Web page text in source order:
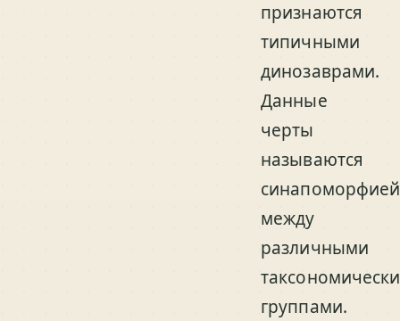
признаются
типичными
динозаврами.
Данные
черты
называются
синапоморфией
между
различными
группами.